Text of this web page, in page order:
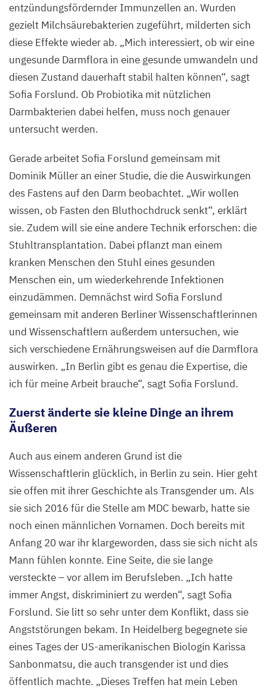
Pablo
Castagnola
entzündungsfördernder Immunzellen an. Wurden
gezielt Milchsäurebakterien zugeführt, milderten sich
diese Effekte wieder ab. „Mich interessiert, ob wir eine
ungesunde Darmflora in eine gesunde umwandeln und
diesen Zustand dauerhaft stabil halten können“, sagt
Sofia Forslund. Ob Probiotika mit nützlichen
Darmbakterien dabei helfen, muss noch genauer
untersucht werden.
Gerade arbeitet Sofia Forslund gemeinsam mit
Dominik Müller an einer Studie, die die Auswirkungen
des Fastens auf den Darm beobachtet. „Wir wollen
wissen, ob Fasten den Bluthochdruck senkt“, erklärt
sie. Zudem will sie eine andere Technik erforschen: die
Stuhltransplantation. Dabei pflanzt man einem
kranken Menschen den Stuhl eines gesunden
Menschen ein, um wiederkehrende Infektionen
einzudämmen. Demnächst wird Sofia Forslund
gemeinsam mit anderen Berliner Wissenschaftlerinnen
und Wissenschaftlern außerdem untersuchen, wie
sich verschiedene Ernährungsweisen auf die Darmflora
auswirken. „In Berlin gibt es genau die Expertise, die
ich für meine Arbeit brauche“, sagt Sofia Forslund.
Zuerst änderte sie kleine Dinge an ihrem
Äußeren
Auch aus einem anderen Grund ist die
Wissenschaftlerin glücklich, in Berlin zu sein. Hier geht
sie offen mit ihrer Geschichte als Transgender um. Als
sie sich 2016 für die Stelle am MDC bewarb, hatte sie
noch einen männlichen Vornamen. Doch bereits mit
Anfang 20war ihr klargeworden, dass sie sich nicht als
Mann fühlen konnte. Eine Seite, die sie lange
versteckte – vor allem im Berufsleben. „Ich hatte
immer Angst, diskriminiert zu werden“, sagt Sofia
Forslund. Sie litt so sehr unter dem Konflikt, dass sie
Angststörungen bekam. In Heidelberg begegnete sie
eines Tages der US-amerikanischen Biologin Karissa
Sanbonmatsu, die auch transgender ist und dies
öffentlich machte. „Dieses Treffen hat mein Leben